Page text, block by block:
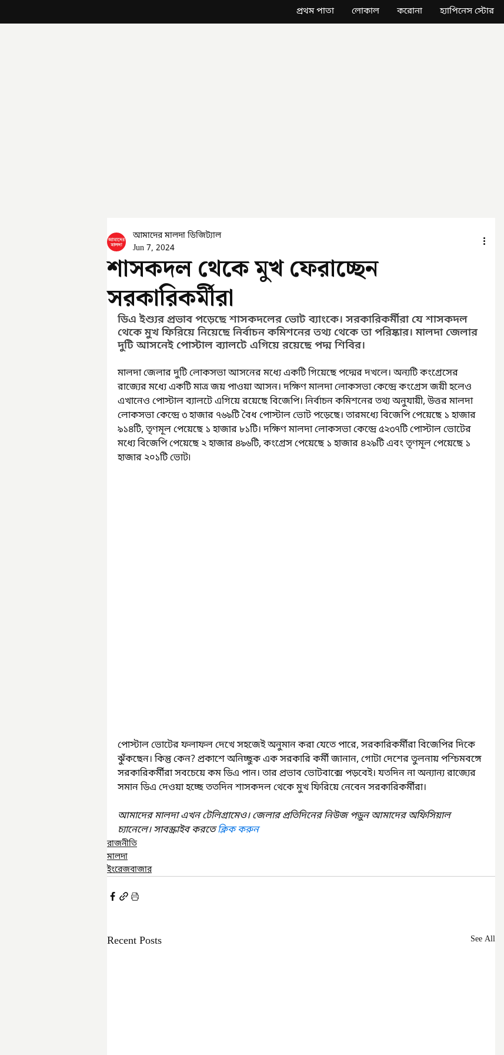
প্রথম পাতা লোকাল করোনা হ্যাপিনেস স্টোর
শাসকদল থেকে মুখ ফেরাচ্ছেন
সরকারিকর্মীরা
আমাদের মালদা ডিজিট্যাল
Jun 7, 2024
ডিএ ইশ্যুর প্রভাব পড়েছে শাসকদলের ভোট ব্যাংকে। সরকারিকর্মীরা যে শাসকদল
থেকে মুখ ফিরিয়ে নিয়েছে নির্বাচন কমিশনের তথ্য থেকে তা পরিষ্কার। মালদা জেলার
দুটি আসনেই পোস্টাল ব্যালটে এগিয়ে রয়েছে পদ্ম শিবির।
মালদা জেলার দুটি লোকসভা আসনের মধ্যে একটি গিয়েছে পদ্মের দখলে। অন্যটি কংগ্রেসের
রাজ্যের মধ্যে একটি মাত্র জয় পাওয়া আসন। দক্ষিণ মালদা লোকসভা কেন্দ্রে কংগ্রেস জয়ী হলেও
এখানেও পোস্টাল ব্যালটে এগিয়ে রয়েছে বিজেপি। নির্বাচন কমিশনের তথ্য অনুযায়ী, উত্তর মালদা
লোকসভা কেন্দ্রে ৩ হাজার ৭৬৯টি বৈধ পোস্টাল ভোট পড়েছে। তারমধ্যে বিজেপি পেয়েছে ১ হাজার
৯১৪টি, তৃণমূল পেয়েছে ১ হাজার ৮১টি। দক্ষিণ মালদা লোকসভা কেন্দ্রে ৫২৩৭টি পোস্টাল ভোটের
মধ্যে বিজেপি পেয়েছে ২ হাজার ৪৯৬টি, কংগ্রেস পেয়েছে ১ হাজার ৪২৯টি এবং তৃণমূল পেয়েছে ১
হাজার ২০১টি ভোট৷
পোস্টাল ভোটের ফলাফল দেখে সহজেই অনুমান করা যেতে পারে, সরকারিকর্মীরা বিজেপির দিকে
ঝুঁকছেন। কিন্তু কেন? প্রকাশে অনিচ্ছুক এক সরকারি কর্মী জানান, গোটা দেশের তুলনায় পশ্চিমবঙ্গে
সরকারিকর্মীরা সবচেয়ে কম ডিএ পান। তার প্রভাব ভোটবাক্সে পড়বেই। যতদিন না অন্যান্য রাজ্যের
সমান ডিএ দেওয়া হচ্ছে ততদিন শাসকদল থেকে মুখ ফিরিয়ে নেবেন সরকারিকর্মীরা।
আমাদের মালদা এখন টেলিগ্রামেও। জেলার প্রতিদিনের নিউজ পড়ুন আমাদের অফিসিয়াল
চ্যানেলে। সাবস্ক্রাইব করতে ক্লিক করুন
রাজনীতি
মালদা
ইংরেজবাজার
Recent Posts See All